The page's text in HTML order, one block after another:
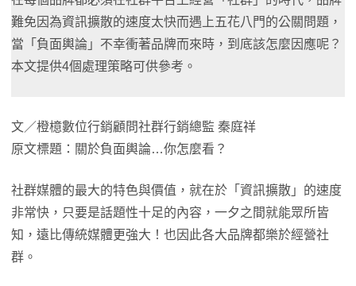
難免因為資訊擴散的速度太快而遇上五花八門的公關問題，
當「負面輿論」不幸衝著品牌而來時，到底該怎麼因應呢？
本文提供4個處理策略可供參考。
文／橙檍數位行銷顧問社群行銷總監 秦庭祥
原文標題：關於負面輿論…你怎麼看？
社群媒體的最大的特色與價值，就在於「資訊擴散」的速度
非常快，只要是話題性十足的內容，一夕之間就能眾所皆
知，遠比傳統媒體更強大！也因此各大品牌都樂於經營社
群。